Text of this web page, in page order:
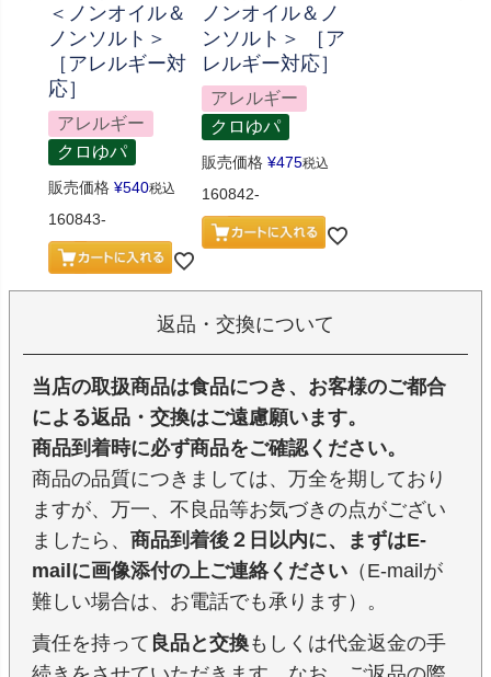
＜ノンオイル＆
ノンソルト＞
［アレルギー対
応］
アレルギー
クロゆパ
販売価格 ¥540税込
160843-
ノンオイル＆ノ
ンソルト＞ ［ア
レルギー対応］
アレルギー
クロゆパ
販売価格 ¥475税込
160842-
返品・交換について
当店の取扱商品は食品につき、お客様のご都合
による返品・交換はご遠慮願います。
商品到着時に必ず商品をご確認ください。
商品の品質につきましては、万全を期しており
ますが、万一、不良品等お気づきの点がござい
ましたら、 商品到着後２日以内に、まずはE-
mailに画像添付の上ご連絡ください （E-mailが
難しい場合は、お電話でも承ります）。
責任を持って 良品と交換もしくは代金返金の手